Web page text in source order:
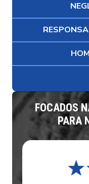
FOCADOS
PARA